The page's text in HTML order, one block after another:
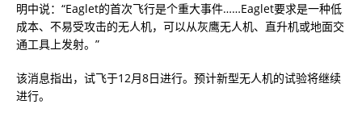
明中说：“Eaglet的首次飞行是个重大事件……Eaglet要求是一种低
成本、不易受攻击的无人机，可以从灰鹰无人机、直升机或地面交
通工具上发射。”
该消息指出，试飞于12月8日进行。预计新型无人机的试验将继续
进行。